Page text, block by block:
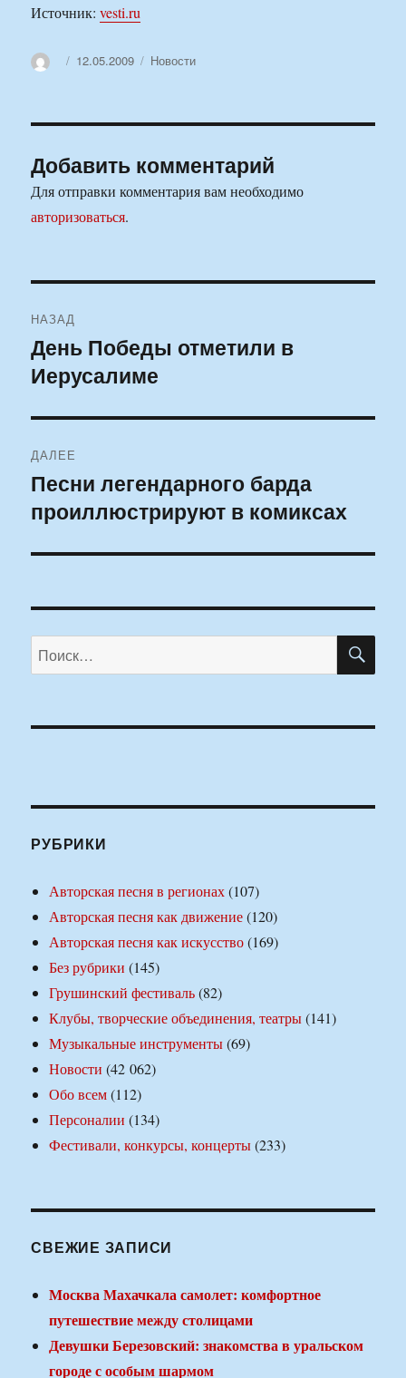
Источник:vesti.ru
АвторОпубликовано
12.05.2009 Рубрики
Новости
Добавить комментарий
Для отправки комментария вам необходимо
авторизоваться.
по
записям
НАЗАД
Предыдущая
запись:
День Победы отметили в
Иерусалиме
ДАЛЕЕ
Следующая
запись:
Песни легендарного барда
проиллюстрируют в комиксах
Искать:
РУБРИКИ
Авторская песня в регионах(107)
Авторская песня как движение(120)
Авторская песня как искусство(169)
Без рубрики (145)
Грушинский фестиваль(82)
Клубы, творческие объединения, театры(141)
Музыкальные инструменты(69)
Новости (42 062)
Обо всем(112)
Персоналии (134)
Фестивали, конкурсы, концерты(233)
СВЕЖИЕ ЗАПИСИ
Москва Махачкала самолет: комфортное
путешествие между столицами
Девушки Березовский: знакомства в уральском
городе с особым шармом